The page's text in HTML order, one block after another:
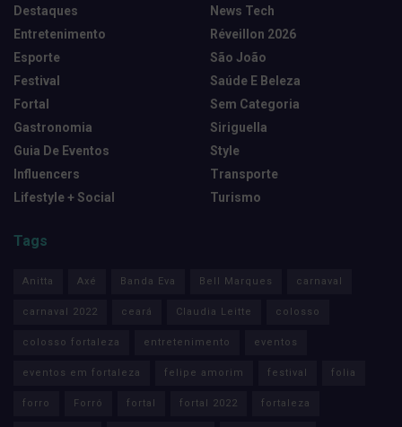
Destaques
Entretenimento
Esporte
Festival
Fortal
Gastronomia
Guia De Eventos
Influencers
Lifestyle + Social
News Tech
Réveillon 2026
São João
Saúde E Beleza
Sem Categoria
Siriguella
Style
Transporte
Turismo
Tags
Anitta Axé Banda Eva Bell Marques carnaval
carnaval 2022 ceará Claudia Leitte colosso
colosso fortaleza entretenimento eventos
eventos em fortaleza felipe amorim festival folia
forro Forró fortal fortal 2022 fortaleza